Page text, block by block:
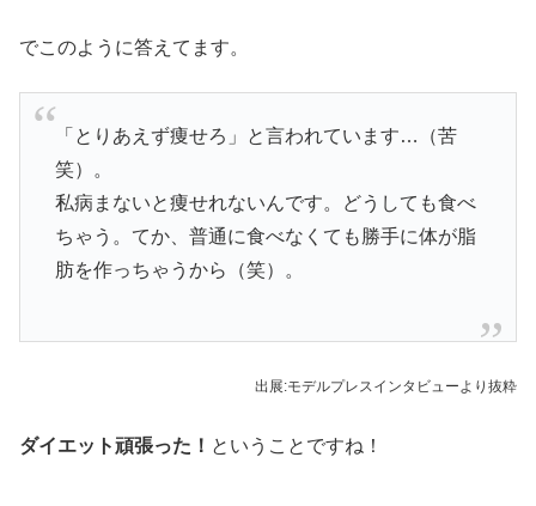
でこのように答えてます。
「とりあえず痩せろ」と言われています…（苦
笑）。
私病まないと痩せれないんです。どうしても食べ
ちゃう。てか、普通に食べなくても勝手に体が脂
肪を作っちゃうから（笑）。
出展:モデルプレスインタビューより抜粋
ダイエット頑張った！ ということですね！